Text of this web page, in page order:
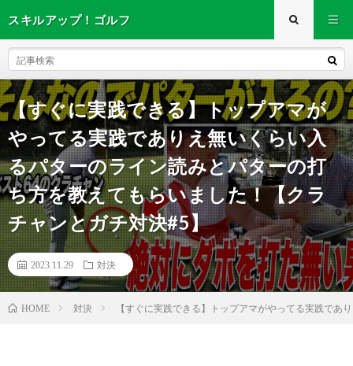
スキルアップ！ゴルフ
【すぐに実践できる】トップアマが
やってる実践でありえ無いくらい入
るパターのライン読みとパターの打
ち方を教えてもらいました！【クラ
チャンとガチ対決#5】
2023.11.29 対決
HOME 対決 【すぐに実践できる】トップアマがやってる実践で